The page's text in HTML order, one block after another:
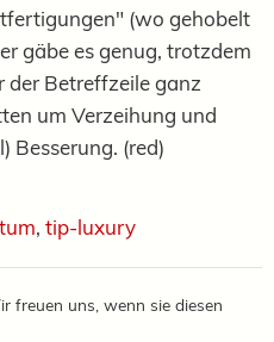
(wo gehobelt
gäbe es genug, trotzdem
der Betreffzeile ganz
um Verzeihung und
Besserung. (red)
, tip-luxury
freuen uns, wenn sie diesen